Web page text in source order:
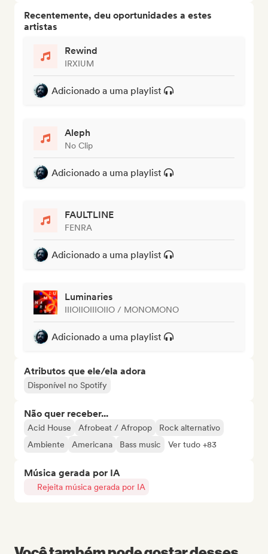
Recentemente, deu oportunidades a estes
artistas
Rewind
IRXIUM
Adicionado a uma playlist
Aleph
No Clip
Adicionado a uma playlist
FAULTLINE
FENRA
Adicionado a uma playlist
Luminaries
IIIOIIOIIIOIIO / MONOMONO
Adicionado a uma playlist
Atributos que ele/ela adora
Disponível no Spotify
Não quer receber...
Acid House Afrobeat / Afropop
Rock alternativo
Ambiente
Americana Bass music Ver tudo +83
Música gerada por IA
Rejeita música gerada por IA